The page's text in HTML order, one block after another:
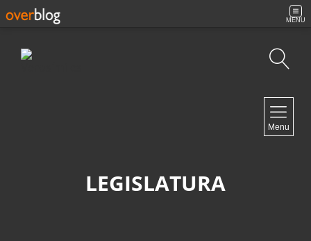
MENU
Menu
LEGISLATURA